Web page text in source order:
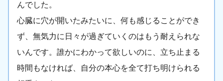
んでした。
心臓に穴が開いたみたいに、何も感じることができ
ず、無気力に日々が過ぎていくのはもう耐えられな
いんです。誰かにわかって欲しいのに、立ち止まる
時間もなければ、自分の本心を全て打ち明けられる